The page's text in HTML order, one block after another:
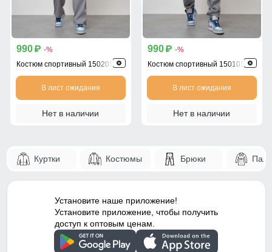
990 p -%
Костюм спортивный 15020Sr
В лист ожидания
Нет в наличии
990 p -%
Костюм спортивный 15010Sr
В лист ожидания
Нет в наличии
Куртки Костюмы Брюки
Установите наше приложение!
Установите приложение, чтобы получить
доступ к оптовым ценам.